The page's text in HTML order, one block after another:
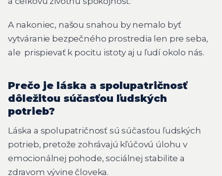
A nakoniec, našou snahou by nemalo byť
vytváranie bezpečného prostredia len pre seba,
ale prispievať k pocitu istoty aj u ľudí okolo nás.
Prečo je láska a spolupatričnosť
dôležitou súčasťou ľudských
potrieb?
Láska a spolupatričnosť sú súčasťou ľudských
potrieb, pretože zohrávajú kľúčovú úlohu v
emocionálnej pohode, sociálnej stabilite a
zdravom vývine človeka.